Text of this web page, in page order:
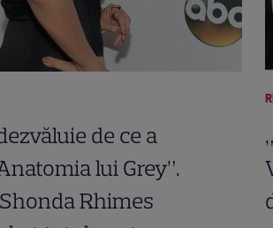
de ce a
lui Grey”.
Rhimes